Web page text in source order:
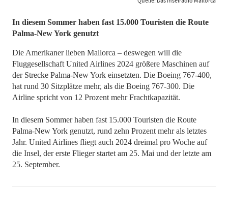
In diesem Sommer haben fast 15.000 Touristen die Route
Palma-New York genutzt
Die Amerikaner lieben Mallorca – deswegen will die
Fluggesellschaft United Airlines 2024 größere Maschinen auf
der Strecke Palma-New York einsetzten. Die Boeing 767-400,
hat rund 30 Sitzplätze mehr, als die Boeing 767-300. Die
Airline spricht von 12 Prozent mehr Frachtkapazität.
In diesem Sommer haben fast 15.000 Touristen die Route
Palma-New York genutzt, rund zehn Prozent mehr als letztes
Jahr. United Airlines fliegt auch 2024 dreimal pro Woche auf
die Insel, der erste Flieger startet am 25. Mai und der letzte am
25. September.